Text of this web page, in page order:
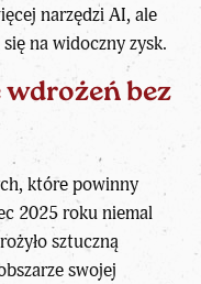
narzędzi AI, ale
na widoczny zysk.
bez
które powinny
2025 roku niemal
sztuczną
swojej